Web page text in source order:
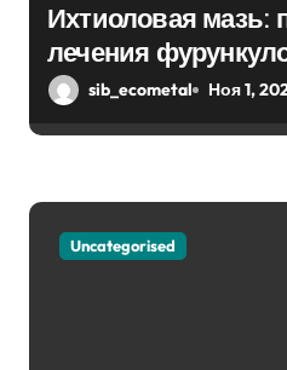
п
и
я
Ихтиоловая мазь:
лечения
sib_ecometal Ноя 1,
Uncategorised